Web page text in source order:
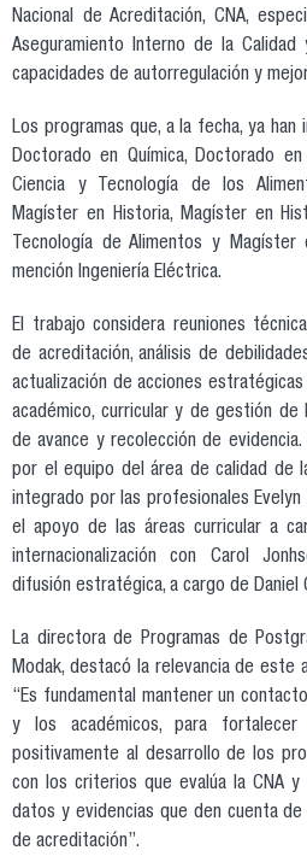
Nacional de Acreditación, CNA,
Aseguramiento Interno de la
capacidades de autorregulación y
Los programas que, a la fecha, ya han
Doctorado en Química, Doctorado
Ciencia y Tecnología de los
Magíster en Historia, Magíster en
Tecnología de Alimentos y Magíster
mención Ingeniería Eléctrica.
El trabajo considera reuniones
de acreditación, análisis de
actualización de acciones
académico, curricular y de gestión de
de avance y recolección de
por el equipo del área de calidad de
integrado por las profesionales Evelyn
el apoyo de las áreas curricular a
internacionalización con Carol
difusión estratégica, a cargo de Daniel
La directora de Programas de
Modak, destacó la relevancia de este
“Es fundamental mantener un
y los académicos, para
positivamente al desarrollo de los
con los criterios que evalúa la CNA
datos y evidencias que den cuenta
de acreditación”.